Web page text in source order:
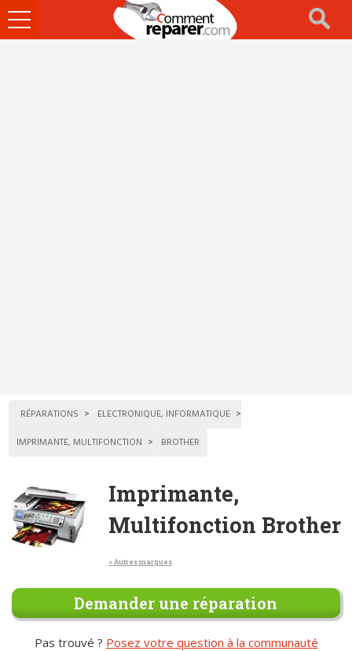
Ouvrir
le
RÉPARATIONS
ELECTRONIQUE, INFORMATIQUE
IMPRIMANTE, MULTIFONCTION
BROTHER
Imprimante,
Multifonction Brother
< Autres marques
Demander une réparation
Pas trouvé ? Posez votre question à la communauté